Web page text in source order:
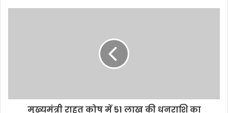
मुख्यमंत्री राहत कोष में 51 लाख की धनराशि का